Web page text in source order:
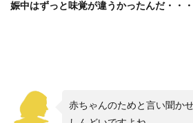
娠中はずっと味覚が違うかったんだ・・・
赤ちゃんのためと言い聞か